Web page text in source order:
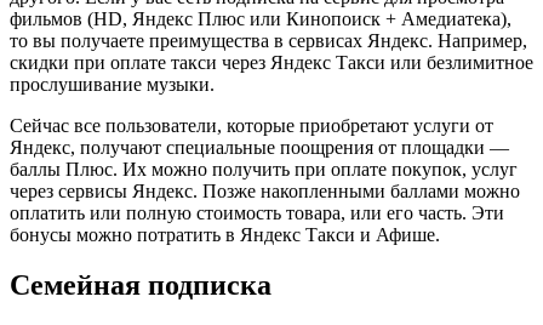
фильмов (HD, Яндекс Плюс или Кинопоиск + Амедиатека),
то вы получаете преимущества в сервисах Яндекс. Например,
скидки при оплате такси через Яндекс Такси или безлимитное
прослушивание музыки.
Сейчас все пользователи, которые приобретают услуги от
Яндекс, получают специальные поощрения от площадки —
баллы Плюс. Их можно получить при оплате покупок, услуг
через сервисы Яндекс. Позже накопленными баллами можно
оплатить или полную стоимость товара, или его часть. Эти
бонусы можно потратить в Яндекс Такси и Афише.
Семейная подписка